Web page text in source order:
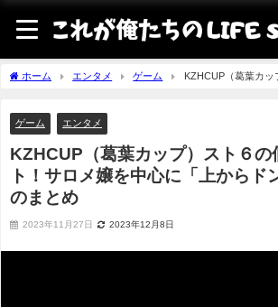
ホーム エンタメ ゲーム
KZHCUP（葛葉カッ
ゲーム エンタメ
KZHCUP（葛葉カップ）スト６の
ト！サロメ嬢を中心に「上から
のまとめ
2023年11月27日 2023年12月8日